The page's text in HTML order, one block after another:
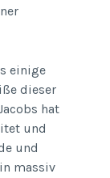
einige
dieser
hat
und
und
massiv